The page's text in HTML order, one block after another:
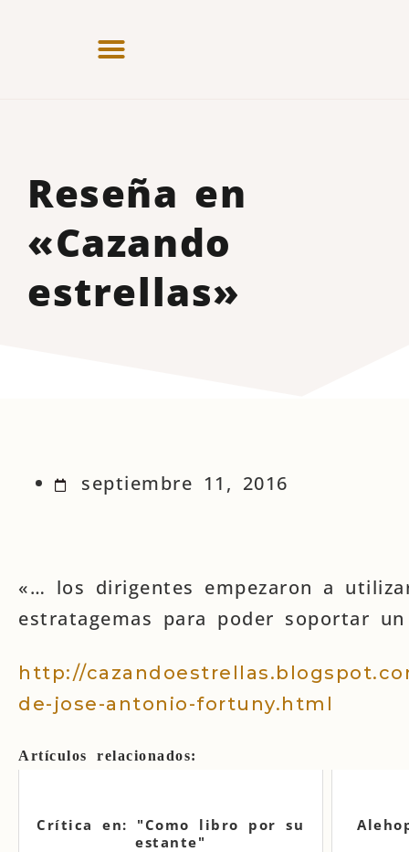
Reseña en
«Cazando
estrellas»
septiembre 11, 2016
«… los dirigentes empezaron a
estratagemas para poder soportar
http://
de-jose-antonio-fortuny.html
Artículos relacionados:
Crítica en: "Como libro por su
estante"